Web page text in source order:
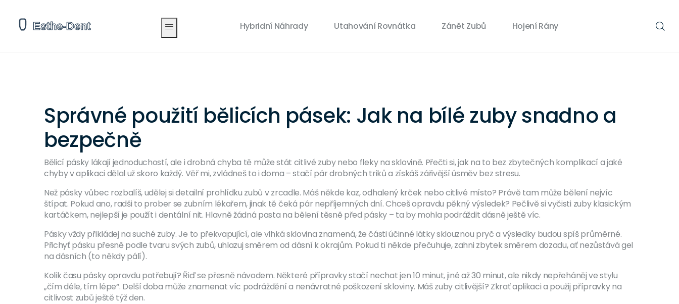
Hybridní Náhrady Utahování Rovnátka Zánět Zubů Hojení Rány
Správné použití bělicích pásek: Jak na bílé zuby snadno a
bezpečně
Bělicí pásky lákají jednoduchostí, ale i drobná chyba tě může stát citlivé zuby nebo fleky na sklovině. Přečti si, jak na to bez zbytečných komplikací a jaké
chyby v aplikaci dělal už skoro každý. Věř mi, zvládneš to i doma – stačí pár drobných triků a získáš zářivější úsměv bez stresu.
Než pásky vůbec rozbalíš, udělej si detailní prohlídku zubů v zrcadle. Máš někde kaz, odhalený krček nebo citlivé místo? Právě tam může bělení nejvíc
štípat. Pokud ano, radši to prober se zubním lékařem, jinak tě čeká pár nepříjemných dní. Chceš opravdu pěkný výsledek? Pečlivě si vyčisti zuby klasickým
kartáčkem, nejlepší je použít i dentální nit. Hlavně žádná pasta na bělení těsně před pásky – ta by mohla podráždit dásně ještě víc.
Pásky vždy přikládej na suché zuby. Je to překvapující, ale vlhká sklovina znamená, že části účinné látky sklouznou pryč a výsledky budou spíš průměrné.
Přichyť pásku přesně podle tvaru svých zubů, uhlazuj směrem od dásní k okrajům. Pokud ti někde přečuhuje, zahni zbytek směrem dozadu, ať nezůstává gel
na dásních (to někdy pálí).
Kolik času pásky opravdu potřebují? Řiď se přesně návodem. Některé přípravky stačí nechat jen 10 minut, jiné až 30 minut, ale nikdy nepřeháněj ve stylu
„čím déle, tím lépe“. Delší doba může znamenat víc podráždění a nenávratné poškození skloviny. Máš zuby citlivější? Zkrať aplikaci a použij přípravky na
citlivost zubů ještě týž den.